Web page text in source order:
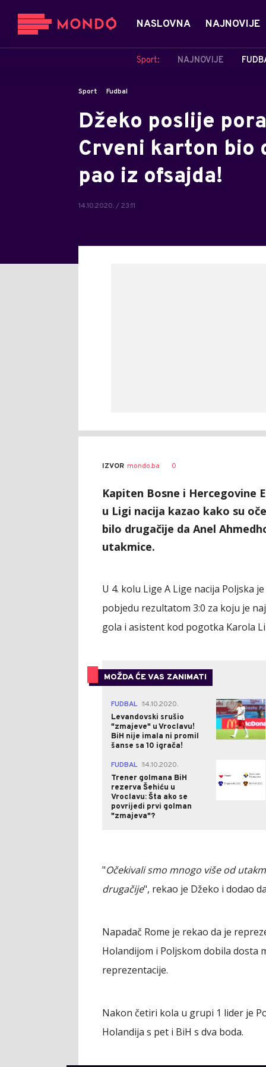
NASLOVNA NAJNOVIJE
Sport: NAJNOVIJE
Sport Fudbal
Džeko poslije
Crveni karton bio
pao iz ofsajda!
14.10.2020. / 23:11
IZVOR mondo.ba 0
Kapiten Bosne i Hercegovine
u Ligi nacija kazao kako su
bilo drugačije da Anel
utakmice.
U 4. kolu Lige A Lige nacija Poljska
pobjedu rezultatom 3:0 za koju je
gola i asistent kod pogotka Karola
MOŽDA ĆE VAS ZANIMATI
FUDBAL 14.10.2020.
Levandovski srušio
"zmajeve" u Vroclavu!
BiH nije imala ni promil
šanse sa 10 igrača!
1
FUDBAL 14.10.2020.
Trener golmana BiH
rezerva Šehiću u
Vroclavu: Šta ako se
povrijedi prvi golman
"zmajeva"?
"Očekivali smo mnogo više od
drugačije", rekao je Džeko i dodao
Napadač Rome je rekao da je
Holandijom i Poljskom dobila dosta
reprezentacije.
Nakon četiri kola u grupi 1 lider je
Holandija s pet i BiH s dva boda.